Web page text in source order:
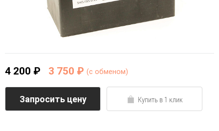
4 200 ₽ 3 750 ₽ (c обменом)
Запросить цену Купить в 1 клик